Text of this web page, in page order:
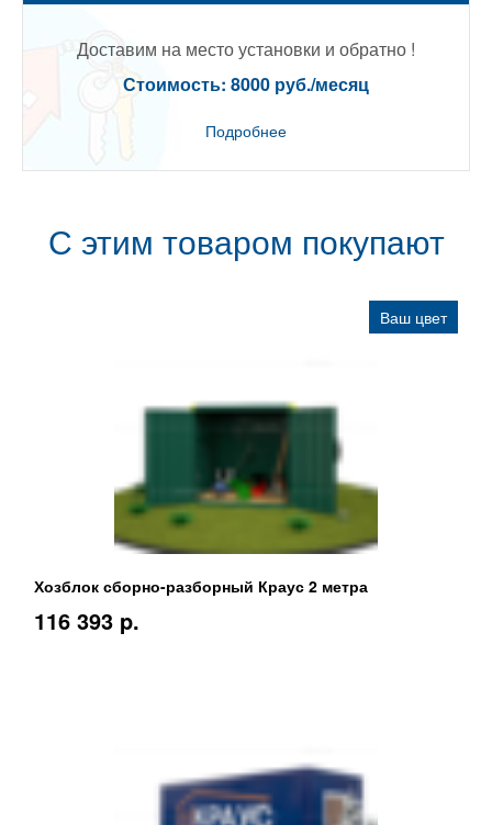
Доставим на место установки и обратно !
Стоимость: 8000 руб./месяц
Подробнее
С этим товаром покупают
Ваш цвет
Хозблок сборно-разборный Краус 2 метра
116 393 p.